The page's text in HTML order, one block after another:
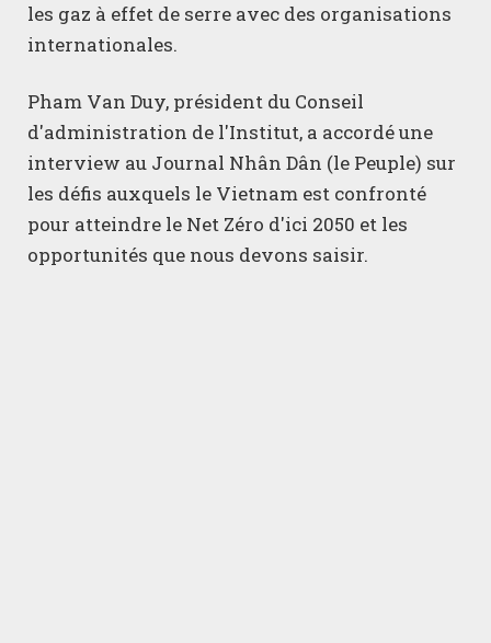
les gaz à effet de serre avec des organisations
internationales.
Pham Van Duy, président du Conseil
d'administration de l'Institut, a accordé une
interview au Journal Nhân Dân (le Peuple) sur
les défis auxquels le Vietnam est confronté
pour atteindre le Net Zéro d'ici 2050 et les
opportunités que nous devons saisir.